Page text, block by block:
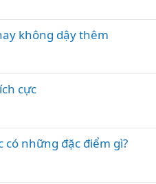
không dậy thêm
cực
có những đặc điểm gì?